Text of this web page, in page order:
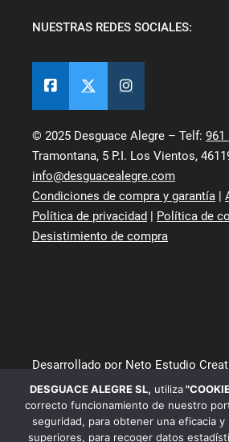
NUESTRAS REDES SOCIALES:
© 2025 Desguace Alegre – Telf: 961
Tramontana, 5 P.I. Los Vientos,
info@desguacealegre.com
Condiciones de compra y garantía |
Política de privacidad | Política de
Desistimiento de compra
Desarrollado por Neto Estudio
DESGUACE ALEGRE SL, utiliza
correcto funcionamiento de nuestro
seguridad, para obtener una eficacia y
superiores, para recoger datos